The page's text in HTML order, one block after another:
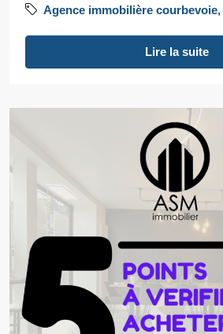
Agence immobilière courbevoie,
Lire la suite